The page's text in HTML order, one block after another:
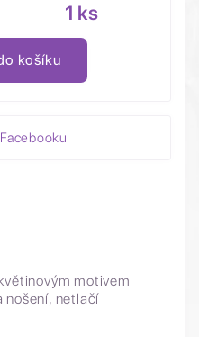
1 ks
košíku
motivem
nošení, netlačí